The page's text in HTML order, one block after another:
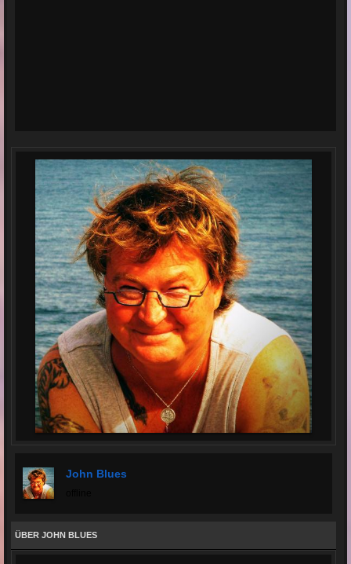
John Blues
ÜBER JOHN BLUES